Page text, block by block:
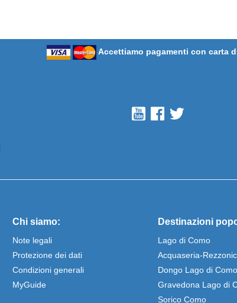
Accettiamo pagamenti con carta
Chi siamo:
Note legali
Protezione dei dati
Condizioni generali
MyGuide
Destinazioni
Lago di Como
Acquaseria-
Dongo Lago di Como
Gravedona Lago di
Sorico Como